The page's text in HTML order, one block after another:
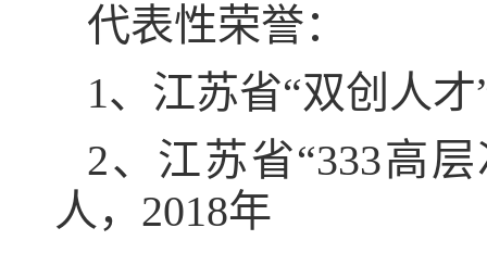
代表性荣誉：
1、江苏省“双创人才
2、江苏省“333高
人， 2018年